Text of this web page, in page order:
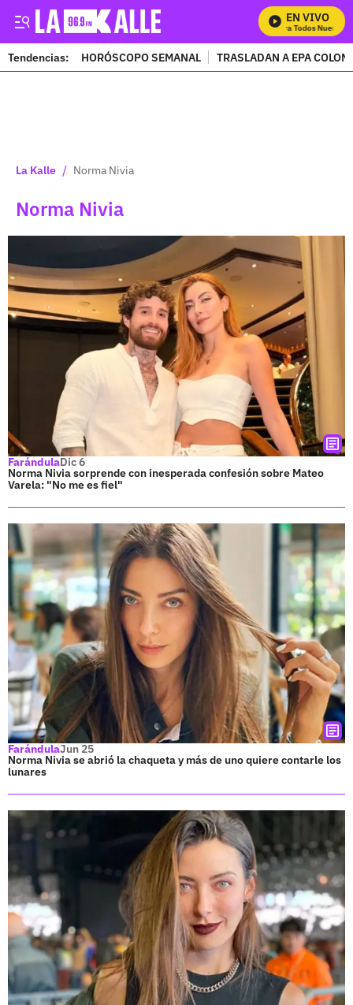
EN VIVO
Mira Todos Nuestros
Tendencias: HORÓSCOPO SEMANAL TRASLADAN A EPA
La Kalle / Norma Nivia
Norma Nivia
FarándulaDic 6
Norma Nivia sorprende con inesperada confesión sobre Mateo
Varela: "No me es fiel"
FarándulaJun 25
Norma Nivia se abrió la chaqueta y más de uno quiere contarle los
lunares